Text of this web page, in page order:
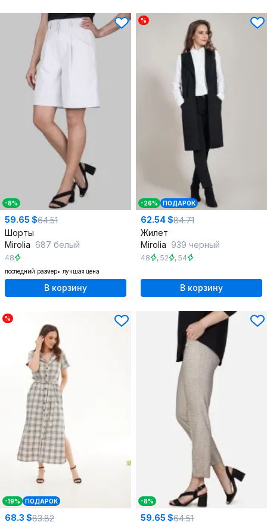
-8%
59.65 $64.51
Шорты
Mirolia 687 белый
48
последний размер лучшая цена
В корзину
%
-26% ПОДАРОК
62.54 $84.71
Жилет
Mirolia 939 черный
48 , 52 , 54
В корзину
%
-19% ПОДАРОК
68.3 $83.82
-8%
59.65 $64.51